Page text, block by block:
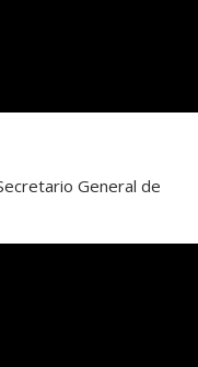
General de